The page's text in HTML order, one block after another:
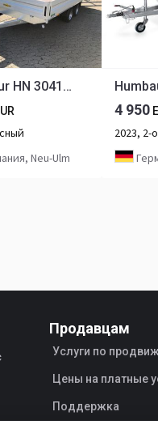
Humbaur HN 304121 Hochlader 3,0 to. 4100 x 2100 x 350 mm
Neu-Ulm
4 950
2023, 2-
Продавцам
Услуги по
Цены на платные
Поддержка